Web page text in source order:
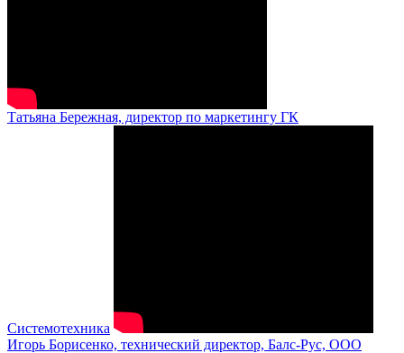
Татьяна Бережная, директор по маркетингу ГК
Системотехника
Игорь Борисенко, технический директор, Балс-Рус, ООО